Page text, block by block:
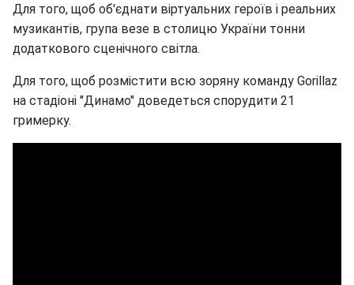
Для того, щоб об'єднати віртуальних героїв і реальних
музикантів, група везе в столицю України тонни
додаткового сценічного світла.
Для того, щоб розмістити всю зоряну команду Gorillaz
на стадіоні "Динамо" доведеться спорудити 21
гримерку.